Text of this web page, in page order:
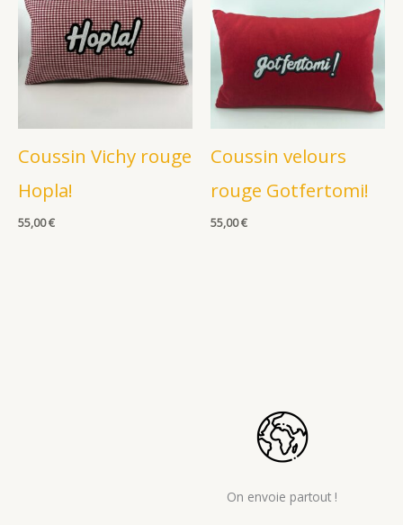
Coussin Vichy rouge
Hopla!
55,00€
Coussin velours
rouge Gotfertomi!
55,00€
On envoie partout !